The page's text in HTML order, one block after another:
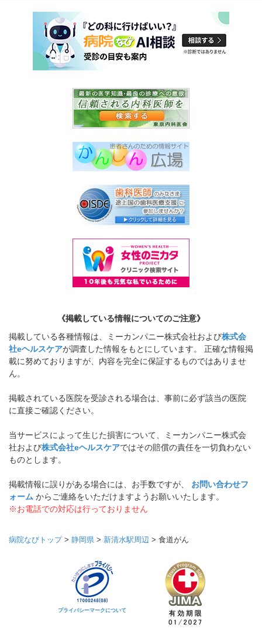
《掲載している情報についてのご注意》
掲載している各種情報は、ミーカンパニー株式会社および株式会
社eヘルスケアが調査した情報をもとにしています。 正確な情報掲
載に努めておりますが、内容を完全に保証するものではありませ
ん。
掲載されている医院を受診される場合は、事前に必ず該当の医院
に直接ご確認ください。
当サービスによって生じた損害について、ミーカンパニー株式会
社および株式会社eヘルスケアではその賠償の責任を一切負わない
ものとします。
掲載情報に誤りがある場合には、お手数ですが、 お問い合わせフ
ォーム からご連絡をいただけますようお願いいたします。
※お電話での対応は行っておりません
病院なびトップ> 静岡県 > 新清水駅周辺 > 食道がん
プライバシーマークについて